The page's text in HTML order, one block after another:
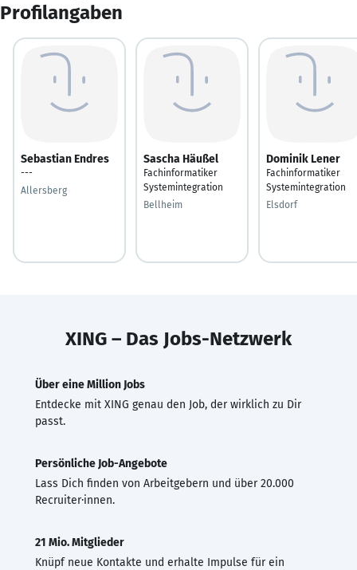
Profilangaben
Sebastian Endres
---
Allersberg
Sascha Häußel
Fachinformatiker
Systemintegration
Bellheim
Dominik Lener
Fachinformatiker
Systemintegration
Elsdorf
XING – Das Jobs-Netzwerk
Über eine Million Jobs
Entdecke mit XING genau den Job, der wirklich zu Dir
passt.
Persönliche Job-Angebote
Lass Dich finden von Arbeitgebern und über 20.000
Recruiter·innen.
21 Mio. Mitglieder
Knüpf neue Kontakte und erhalte Impulse für ein